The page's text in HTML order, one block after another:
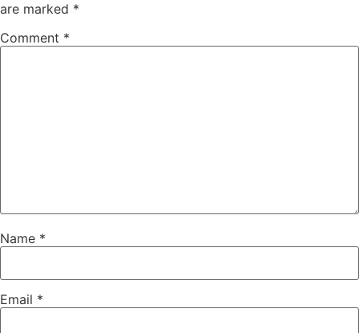
are marked *
Comment *
Name *
Email *